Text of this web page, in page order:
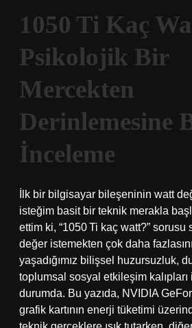
1050 Ti Kaç
Psikolojik Bir
Mercekten
Derinlemesine
İnceleme
İlk bir bilgisayar bileşeninin watt
isteğim basit bir teknik merakla
ettim ki, “1050 Ti kaç watt?” sorusu
değer istemekten çok daha
yaşadığımız bilişsel huzursuzluk,
toplumsal sosyal etkileşim
durumda. Bu yazıda, NVIDIA
grafik kartının enerji tüketimi